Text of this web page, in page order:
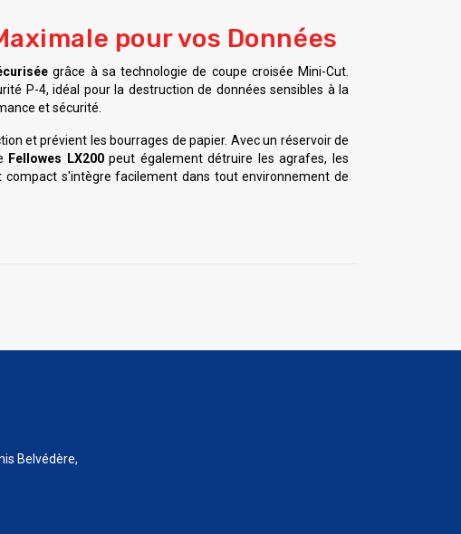
pour vos Données
grâce à sa technologie de coupe croisée Mini-Cut.
P-4, idéal pour la destruction de données sensibles à la
et sécurité.
et prévient les bourrages de papier. Avec un réservoir de
Fellowes LX200peut également détruire les agrafes, les
s'intègre facilement dans tout environnement de
Belvédère,